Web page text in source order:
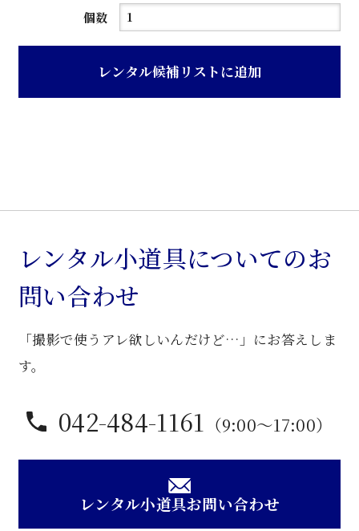
個数
ト
研
和
箪
笥
レンタル候補リストに追加
レンタル小道具についてのお
問い合わせ
「撮影で使うアレ欲しいんだけど…」にお答えしま
す。
042-484-1161 （9:00〜17:00）
レンタル小道具お問い合わせ